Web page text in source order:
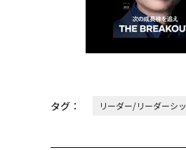
タグ： リーダー/リーダーシ